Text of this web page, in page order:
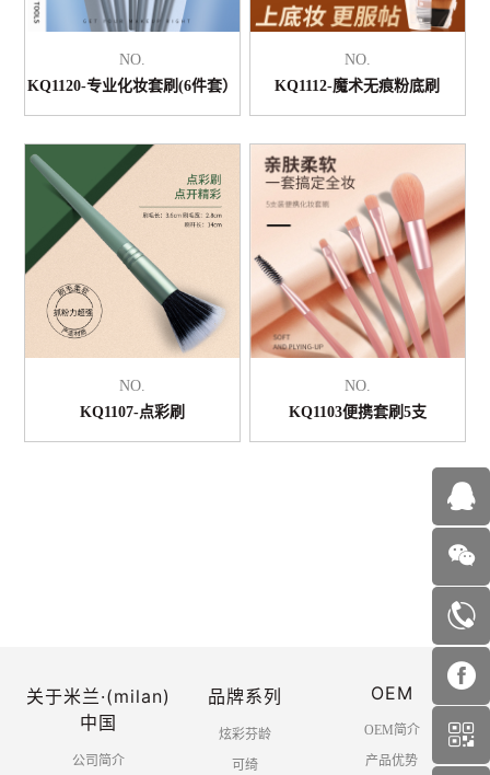
NO.
KQ1120-专业化妆套刷(6件套）
NO.
KQ1112-魔术无痕粉底刷
NO.
KQ1107-点彩刷
NO.
KQ1103便携套刷5支
5 下一页
关于米兰·(milan)
中国
公司简介
品牌系列
炫彩芬龄
可绮
OEM
OEM简介
产品优势